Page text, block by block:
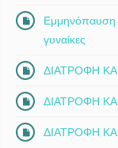
Εμμηνόπαυση
γυναίκες
ΔΙΑΤΡΟΦΗ
ΔΙΑΤΡΟΦΗ
ΔΙΑΤΡΟΦΗ